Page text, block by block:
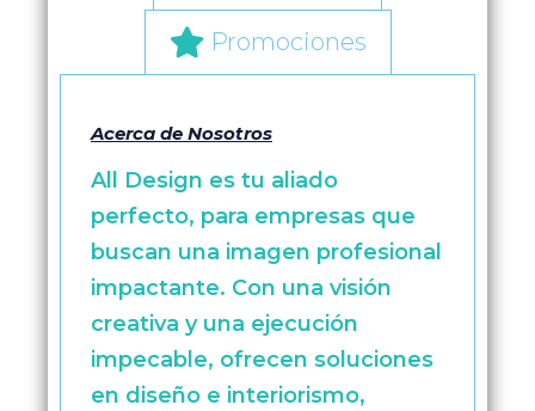
Promociones
Acerca de Nosotros
All Design es tu aliado
perfecto, para empresas que
buscan una imagen profesional
impactante. Con una visión
creativa y una ejecución
impecable, ofrecen soluciones
en diseño e interiorismo,